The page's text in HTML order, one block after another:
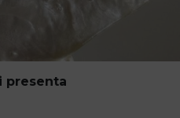
presenta